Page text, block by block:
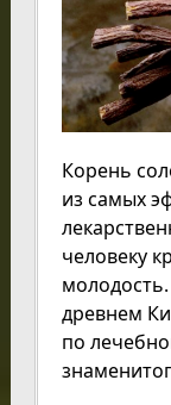
Корень
из самых
человеку
древнем
по